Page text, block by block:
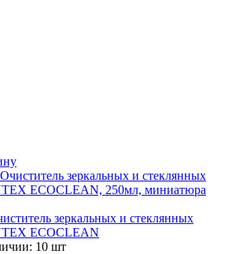
зеркальных и стеклянных
ECOCLEAN
10 шт